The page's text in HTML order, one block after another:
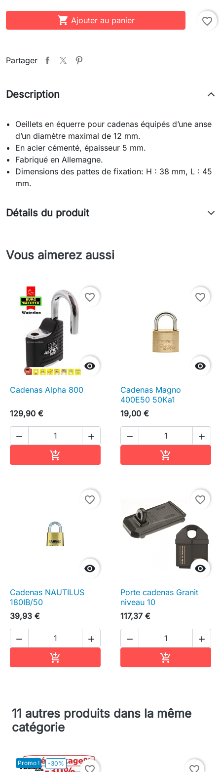
 Ajouter au panier favorite_border
Partager
Description
Oeillets en équerre pour cadenas équipés d’une anse
d’un diamètre maximal de 12 mm.
En acier cémenté, épaisseur 5 mm.
Fabriqué en Allemagne.
Dimensions des pattes de fixation: H : 38 mm, L : 45
mm.
Détails du produit
Vous aimerez aussi

favorite_border
Cadenas Alpha 800
129,90 €
 


favorite_border
Cadenas Magno
400E50 50Ka1
19,00 €
 


favorite_border
Cadenas NAUTILUS
180IB/50
39,93 €
 


favorite_border
Porte cadenas Granit
niveau 10
117,37 €
 

11 autres produits dans la même
catégorie
Promo ! -30%
favorite_border favorite_border